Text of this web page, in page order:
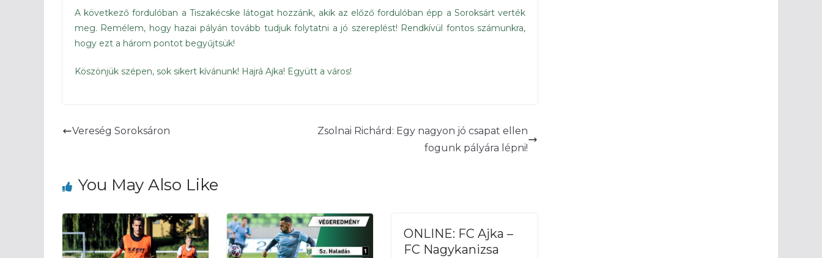
A következő fordulóban a Tiszakécske látogat hozzánk, akik az előző fordulóban épp a Soroksárt verték
meg. Remélem, hogy hazai pályán tovább tudjuk folytatni a jó szereplést! Rendkívül fontos számunkra,
hogy ezt a három pontot begyűjtsük!
Köszönjük szépen, sok sikert kívánunk! Hajrá Ajka! Együtt a város!
Vereség Soroksáron
Zsolnai Richárd: Egy nagyon jó csapat ellen
fogunk pályára lépni!
You May Also Like
ONLINE: FC Ajka –
FC Nagykanizsa